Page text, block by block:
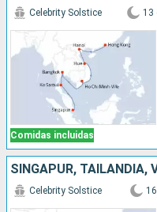
Comidas incluidas
Celebrity Solstice 13
SINGAPUR, TAILANDIA,
Celebrity Solstice